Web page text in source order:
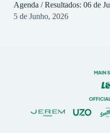
Agenda / Resultados: 06 de
5 de Junho, 2026